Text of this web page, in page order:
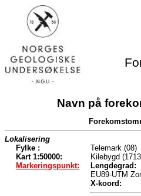
Navn på
Lokalisering
Fylke :
Telemark (08)
Kart 1:50000:
Kilebygd
Markeringspunkt:
Lengdegrad:
EU89-UTM
X-koord: